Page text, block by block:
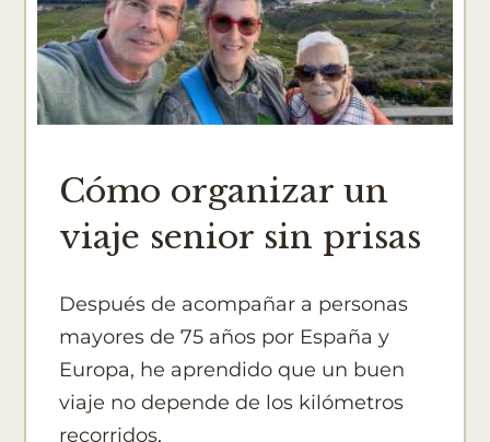
Cómo organizar un
viaje senior sin prisas
Después de acompañar a personas
mayores de 75 años por España y
Europa, he aprendido que un buen
viaje no depende de los kilómetros
recorridos,